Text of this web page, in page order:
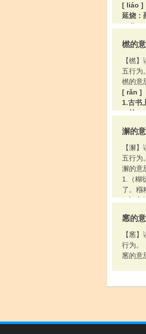
[ liáo ]
延烧：
[ liǎo ]
～虫子
2.火
了头发。
橪的
【橪
五行为。
橪的意
[ rǎn ]
1.古书
～柿”。
[ yān ]
〔～
古书上
澥的
【澥
五行为。
澥的意
1.（糊
了。糨
2.加水
3.渤澥
窸的
【窸
行为。
窸的意